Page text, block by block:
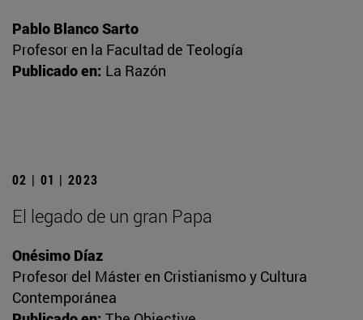
Pablo Blanco Sarto
Profesor en la Facultad de Teología
Publicado en: La Razón
02 | 01 | 2023
El legado de un gran Papa
Onésimo Díaz
Profesor del Máster en Cristianismo y Cultura
Contemporánea